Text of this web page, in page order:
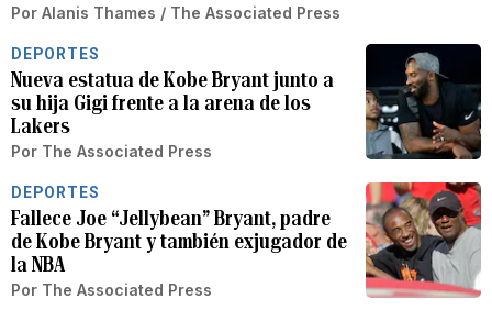
Por Alanis Thames / The Associated Press
DEPORTES
Nueva estatua de Kobe Bryant junto a
su hija Gigi frente a la arena de los
Lakers
Por The Associated Press
DEPORTES
Fallece Joe “Jellybean” Bryant, padre
de Kobe Bryant y también exjugador de
la NBA
Por The Associated Press